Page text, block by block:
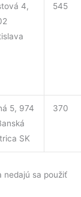
4,
545
5, 974
SK
370
nedajú sa použiť